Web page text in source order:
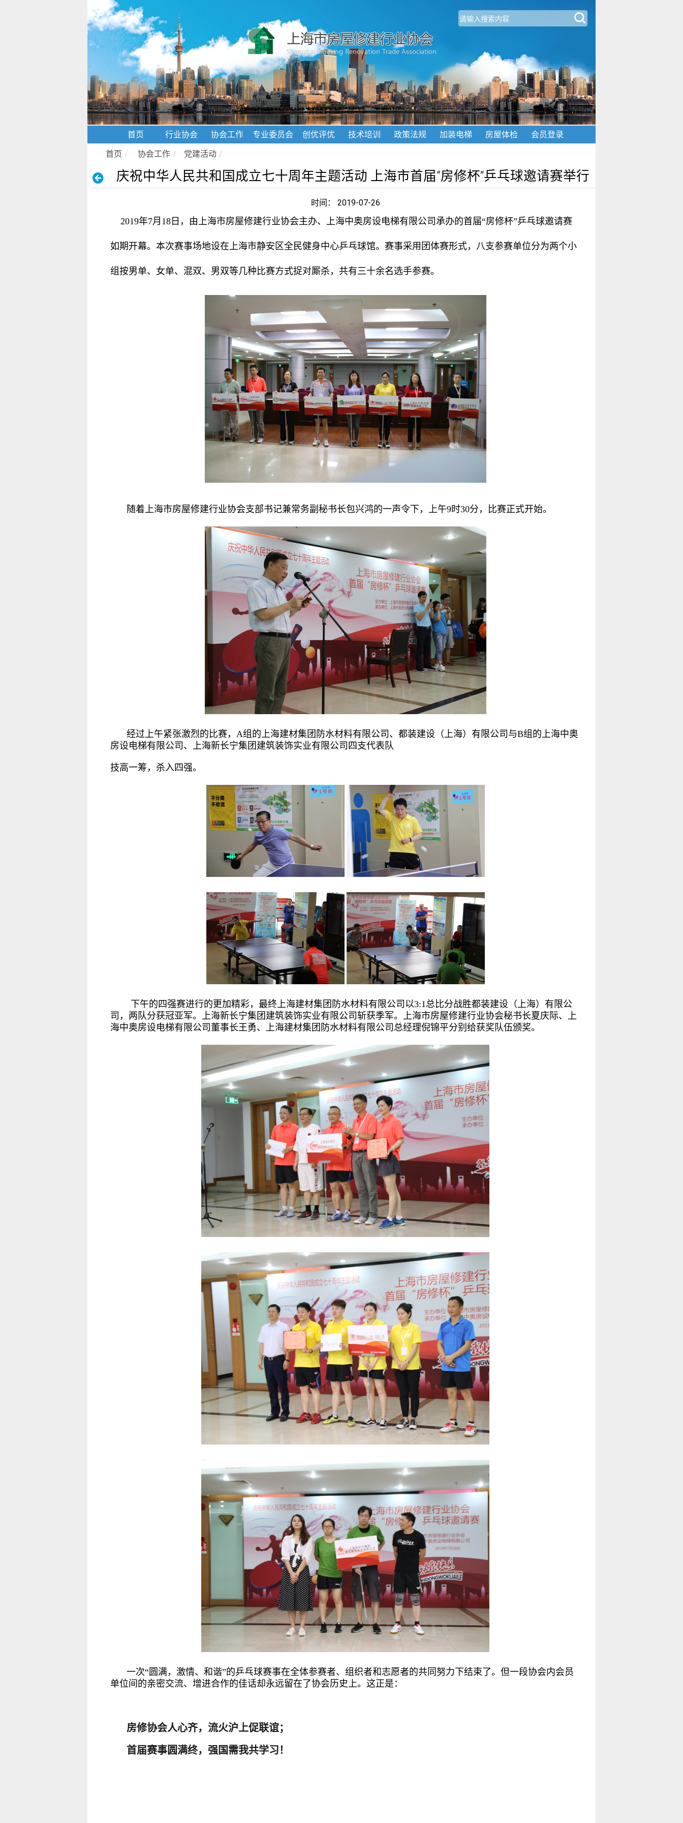
首页 行业协会 协会工作 专业委员会 创优评优 技术培训 政策法规 加装电梯 房屋体检
会员登录
首页 / 协会工作 / 党建活动 /
庆祝中华人民共和国成立七十周年主题活动 上海市首届“房修杯”乒乓球邀请赛举行
时间： 2019-07-26
2019年7月18日，由上海市房屋修建行业协会主办、上海中奥房设电梯有限公司承办的首届“房修杯”乒乓球邀请赛
如期开幕。本次赛事场地设在上海市静安区全民健身中心乒乓球馆。赛事采用团体赛形式，八支参赛单位分为两个小
组按男单、女单、混双、男双等几种比赛方式捉对厮杀，共有三十余名选手参赛。
随着上海市房屋修建行业协会支部书记兼常务副秘书长包兴鸿的一声令下，上午9时30分，比赛正式开始。
经过上午紧张激烈的比赛，A组的上海建材集团防水材料有限公司、都装建设（上海）有限公司与B组的上海中奥
房设电梯有限公司、上海新长宁集团建筑装饰实业有 限公司四支代表队
技高一筹，杀入四强。
下午的四强赛进行的更加精彩，最终上海建材集团防水材料有限公司以3:1总比分战胜都装建设（上海）有限公
司，两队分获冠亚军。上海新长宁集团建筑装饰实业有限公司斩获季军。上海市房屋修建行业协会秘书长夏庆际、上
海中奥房设电梯有限公司董事长王勇、上海建材集团防水材料有限公司总经理倪锦平分别给获奖队伍颁奖。
一次“圆满，激情、和谐”的乒乓球赛事在全体参赛者、组织者和志愿者的共同努力下结束了。但一段协会内会员
单位间的亲密交流、增进合作的佳话却永远留在了协会历史上。这正是：
房修协会人心齐，流火沪上促联谊；
首届赛事圆满终，强国需我共学习！